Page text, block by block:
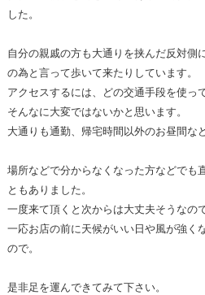
した。
自分の親戚の方も大通りを挟んだ反対側
の為と言って歩いて来たりしています。
アクセスするには、どの交通手段を使っ
そんなに大変ではないかと思います。
大通りも通勤、帰宅時間以外のお昼間な
場所などで分からなくなった方などでも
ともありました。
一度来て頂くと次からは大丈夫そうなので
一応お店の前に天候がいい日や風が強く
ので。
是非足を運んできてみて下さい。